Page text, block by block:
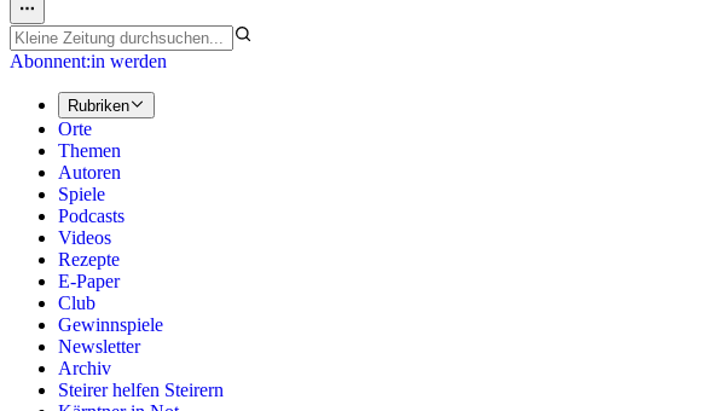
Abonnent:in werden
Rubriken
Orte
Themen
Autoren
Spiele
Podcasts
Videos
Rezepte
E-Paper
Club
Gewinnspiele
Newsletter
Archiv
Steirer helfen Steirern